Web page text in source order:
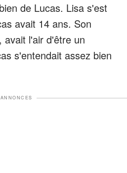
de Lucas. Lisa s'est
avait 14 ans. Son
avait l'air d'être un
s'entendait assez bien
ANNONCES